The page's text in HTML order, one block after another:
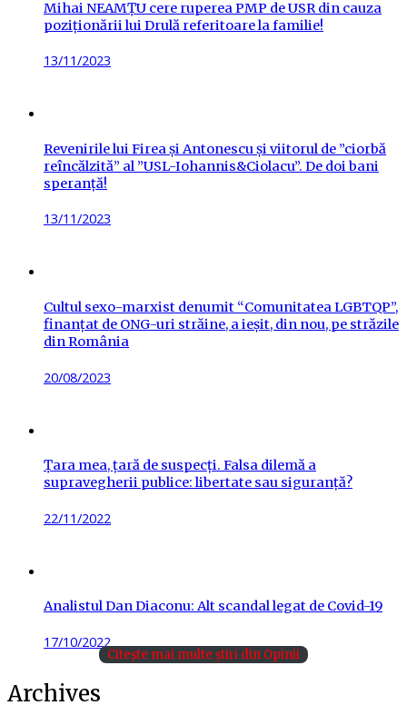
Mihai NEAMȚU cere ruperea PMP de USR din cauza
poziționării lui Drulă referitoare la familie!
Posted
13/11/2023
Revenirile lui Firea și Antonescu și viitorul de ”ciorbă
reîncălzită” al ”USL-Iohannis&Ciolacu”. De doi bani
speranță!
Posted
13/11/2023
Cultul sexo-marxist denumit “Comunitatea LGBTQP”,
finanțat de ONG-uri străine, a ieșit, din nou, pe străzile
din România
Posted
20/08/2023
Țara mea, țară de suspecți. Falsa dilemă a
supravegherii publice: libertate sau siguranță?
Posted
22/11/2022
Analistul Dan Diaconu: Alt scandal legat de Covid-19
Posted
17/10/2022
Citește mai multe știri din Opinii
Archives